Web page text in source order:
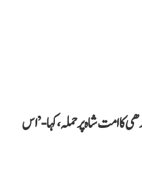
کا امت شاہ پر حملہ، کہا- ’اس